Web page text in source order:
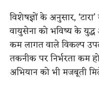
विशेषज्ञों के अनुसार,
वायुसेना को भविष्य के
कम लागत वाले विकल्प
तकनीक पर निर्भरता कम
अभियान को भी मजबूती